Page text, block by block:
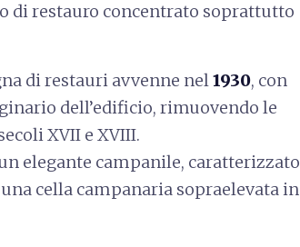
di restauro concentrato soprattutto
di restauri avvenne nel1930, con
dell’edificio, rimuovendo le
XVII e XVIII.
elegante campanile, caratterizzato
cella campanaria sopraelevata in